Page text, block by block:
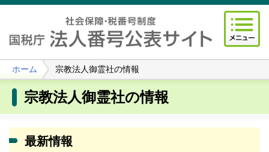
ホーム 宗教法人御霊社の情報
宗教法人御霊社の情報
最新情報